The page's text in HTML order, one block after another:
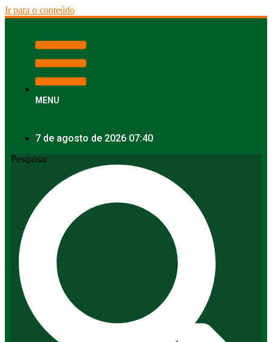
Ir para o conteúdo
MENU
7 de agosto de 2026 07:40
Pesquisar